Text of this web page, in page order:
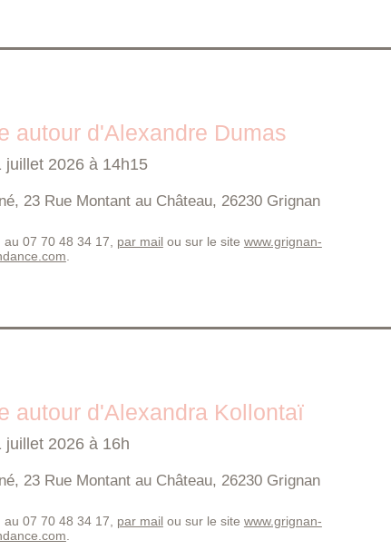
autour d'Alexandre Dumas
juillet 2026 à 14h15
23 Rue Montant au Château, 26230 Grignan
07 70 48 34 17, par mailou sur le site www.grignan-
autour d'Alexandra Kollontaï
juillet 2026 à 16h
23 Rue Montant au Château, 26230 Grignan
07 70 48 34 17, par mailou sur le site www.grignan-